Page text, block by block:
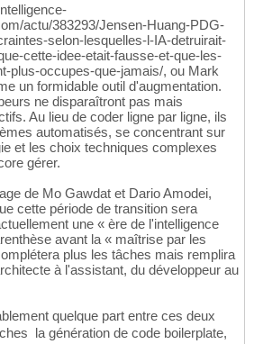
actu/383293/Jensen-Huang-PDG-
selon-lesquelles-l-IA-detruirait-
cette-idee-etait-fausse-et-que-les-
plus-occupes-que-jamais/, ou Mark
un formidable outil d'augmentation.
ne disparaîtront pas mais
Au lieu de coder ligne par ligne, ils
automatisés, se concentrant sur
et les choix techniques complexes
gérer.
de Mo Gawdat et Dario Amodei,
cette période de transition sera
une « ère de l'intelligence
avant la « maîtrise par les
plus les tâches mais remplira
à l'assistant, du développeur au
quelque part entre ces deux
 la génération de code boilerplate,